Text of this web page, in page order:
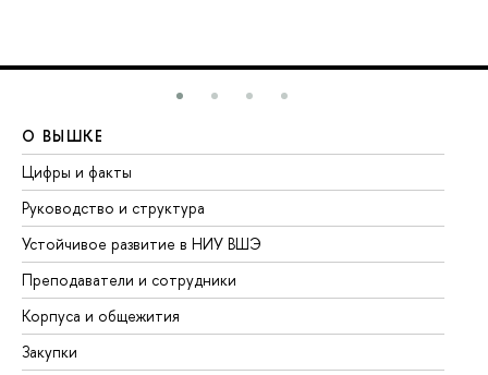
О ВЫШКЕ
Цифры и факты
Руководство и структура
Устойчивое развитие в НИУ ВШЭ
Преподаватели и сотрудники
Корпуса и общежития
Закупки